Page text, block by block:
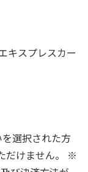
キスプレスカー
選択された方
だけません。 ※